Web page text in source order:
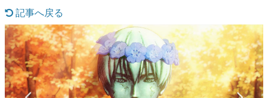
具体的な形から解き明かしていく、硬派で骨太な評論連載
です。
ゲームが変えた日本語
「経験値」「裏技」「ラスボス」… ゲームにまつわる言葉
の起源や用法の変遷を、コンピューター文化史研究家・タ
イニーP氏が徹底調査。
記事へ戻る